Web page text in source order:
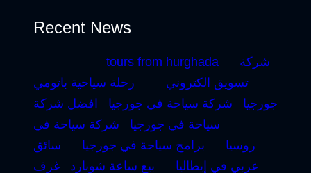
Recent News
tours from hurghada
شركة
تسويق الكتروني
رحلة سياحية باتومي
جورجيا
شركة سياحة في جورجيا
افضل شركة
سياحة في جورجيا
شركة سياحة في
روسيا
برامج سياحة في جورجيا
سائق
عربي في إيطاليا
بيع ساعة شوبارد
غرف